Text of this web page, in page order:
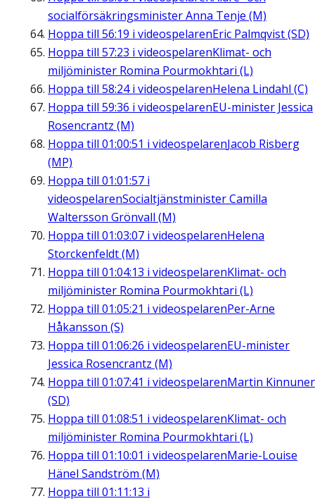
socialförsäkringsminister Anna Tenje (M)
Hoppa till 56:19 i videospelarenEric Palmqvist (SD)
Hoppa till 57:23 i videospelarenKlimat- och
miljöminister Romina Pourmokhtari (L)
Hoppa till 58:24i videospelarenHelena Lindahl (C)
Hoppa till 59:36 i videospelarenEU-minister Jessica
Rosencrantz (M)
Hoppa till 01:00:51 i videospelarenJacob Risberg
(MP)
Hoppa till 01:01:57 i
videospelarenSocialtjänstminister Camilla
Waltersson Grönvall (M)
Hoppa till 01:03:07 i videospelarenHelena
Storckenfeldt (M)
Hoppa till 01:04:13 i videospelarenKlimat- och
miljöminister Romina Pourmokhtari (L)
Hoppa till 01:05:21 i videospelarenPer-Arne
Håkansson (S)
Hoppa till 01:06:26 i videospelarenEU-minister
Jessica Rosencrantz (M)
Hoppa till 01:07:41 i videospelarenMartin
(SD)
Hoppa till 01:08:51 i videospelarenKlimat- och
miljöminister Romina Pourmokhtari (L)
Hoppa till 01:10:01 i videospelarenMarie-Louise
Hänel Sandström (M)
Hoppa till 01:11:13 i